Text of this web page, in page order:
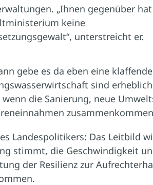
„Ihnen gegenüber
keine
unterstreicht er.
gebe es da eben eine
sind
wenn die Sanierung, neue
Landespolitikers: Das Leitbild
stimmt, die Geschwindigkeit
der Resilienz zur